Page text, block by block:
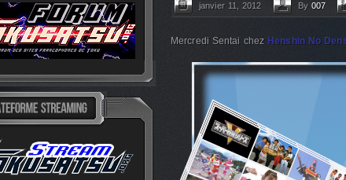
janvier 11, 2012 By 007
Mercredi Sentai chez Henshin No